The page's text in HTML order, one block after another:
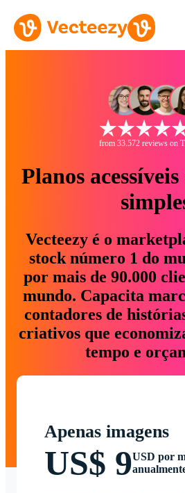
from 33.572 reviews on
Planos
Vecteezy é o
stock número 1 do
por mais de 90.000
mundo. Capacita
contadores de
criativos que
tempo e
Apenas imagens
US$ 9USD por